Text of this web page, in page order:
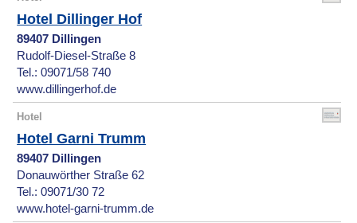
Hotel Dillinger Hof
89407 Dillingen
Rudolf-Diesel-Straße 8
Tel.: 09071/58 740
www.dillingerhof.de
Hotel
Hotel Garni Trumm
89407 Dillingen
Donauwörther Straße 62
Tel.: 09071/30 72
www.hotel-garni-trumm.de